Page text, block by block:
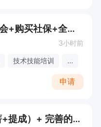
销售顾问（奖金+员工聚会+购买社保+全勤+每年国内外旅游）
3小时前
技术技能培训 ...
申请
早教中心课程顾问（底薪+提成）+ 完善的培训体系 + 子女就读福利